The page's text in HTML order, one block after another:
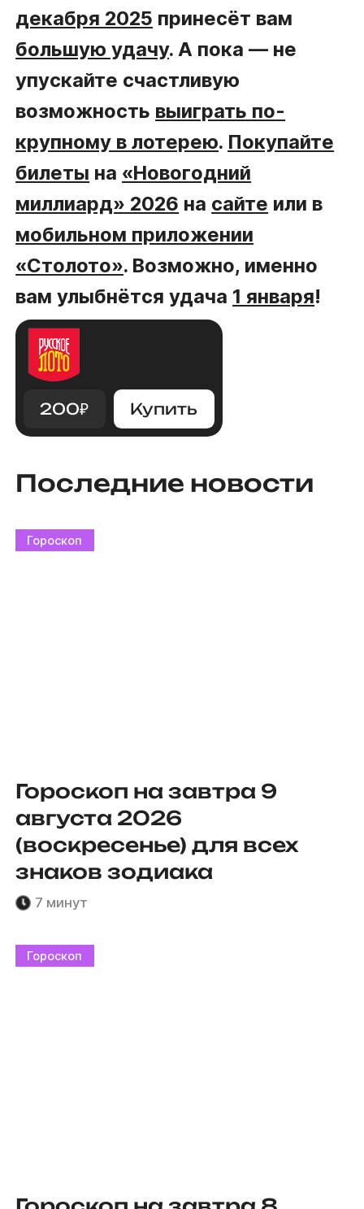
декабря 2025 принесёт вам
большую удачу. А пока — не
упускайте счастливую
возможность выиграть по-
крупному в лотерею. Покупайте
билеты на «Новогодний
миллиард» 2026 на сайте или в
мобильном приложении
«Столото». Возможно, именно
вам улыбнётся удача 1 января!
200₽ Купить
Последние новости
Гороскоп
Гороскоп на завтра 9
августа 2026
(воскресенье) для всех
знаков зодиака
7 минут
Гороскоп